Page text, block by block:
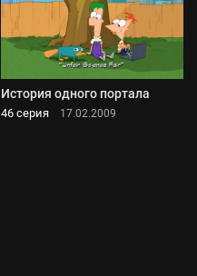
История одного портала
46 серия 17.02.2009